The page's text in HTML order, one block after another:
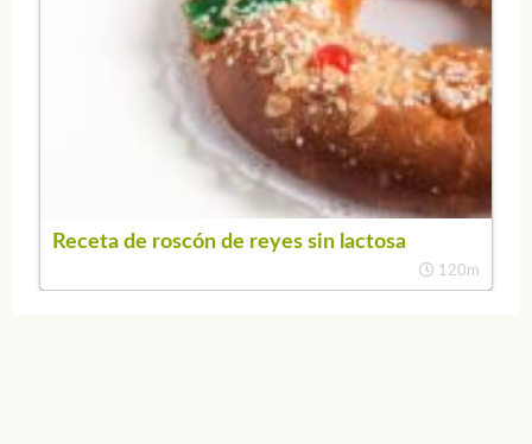
Receta de roscón de reyes sin lactosa
120m